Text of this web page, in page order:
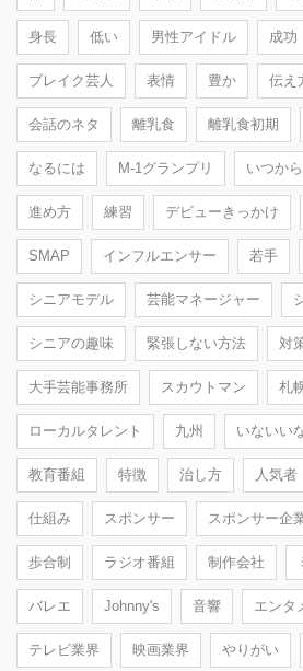
身長 低い 男性アイドル 成功
ブレイク芸人 表情 豊か 伝え
会話のネタ 離乳食 離乳食初期
なるには M-1グランプリ いつから
進め方 練習 デビューきっかけ
SMAP インフルエンサー 若手
シニアモデル 芸能マネージャー
シニアの趣味 緊張しない方法 対
大手芸能事務所 スカウトマン 札
ローカルタレント 九州 いないい
教育番組 特徴 治し方 人気者
仕組み スポンサー スポンサー企
歩合制 ラジオ番組 制作会社
バレエ Johnny's 音響 エンタ
テレビ業界 映画業界 やりがい